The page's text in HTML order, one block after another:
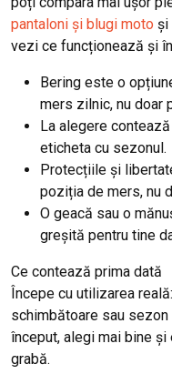
pantaloni și blugi moto și
vezi ce funcționează și
Bering este o
mers zilnic, nu doar
La alegere
eticheta cu sezonul.
Protecțiile și
poziția de mers, nu
O geacă sau o
greșită pentru tine
Ce contează prima dată
Începe cu utilizarea
schimbătoare sau
început, alegi mai bine
grabă.